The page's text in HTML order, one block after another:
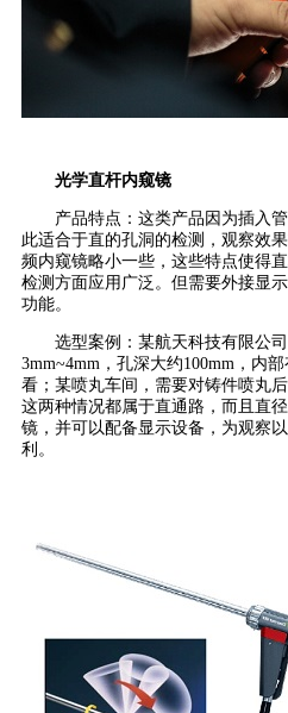
光学直杆内窥镜
产品特点：这类产品因为插入
此适合于直的孔洞的检测，观察效
频内窥镜略小一些，这些特点使得
检测方面应用广泛。但需要外接显
功能。
选型案例：某航天科技有限公
3mm~4mm，孔深大约100mm，内
看；某喷丸车间，需要对铸件喷丸
这两种情况都属于直通路，而且直
镜，并可以配备显示设备，为观察
利。